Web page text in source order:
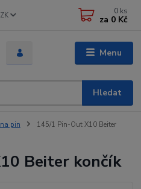
Menu
Hledat
0 ks
za 0 Kč
pin
145/1 Pin-Out X10 Beiter
Beiter končík